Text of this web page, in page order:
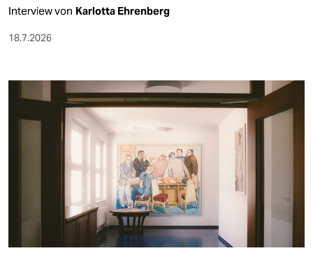
Interview von Karlotta Ehrenberg
18.7.2026